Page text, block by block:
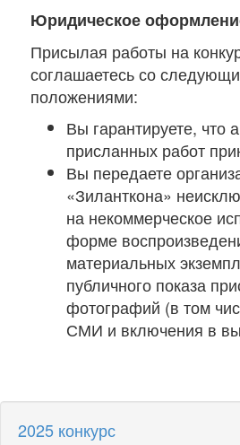
Юридическое
Присылая работы на
соглашаетесь со
положениями:
Вы гарантируете, что
присланных работ
Вы передаете
«Зиланткона»
на некоммерческое
форме
материальных
публичного показа
фотографий (в том
СМИ и включения в
2025 конкурс